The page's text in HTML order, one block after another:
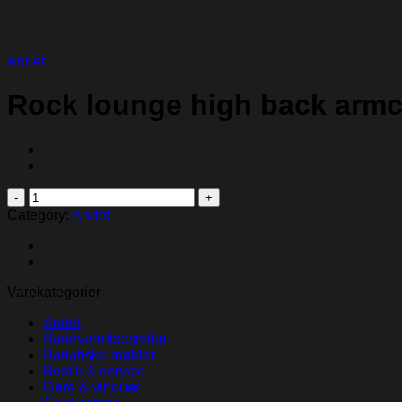
Andet
Rock lounge high back
Rock
lounge
high
back
armchair
Category: Andet
Varekategorier
Andet
Badeværelsesmiljø
Bariatiske møbler
Bestik & service
Døre & vinduer